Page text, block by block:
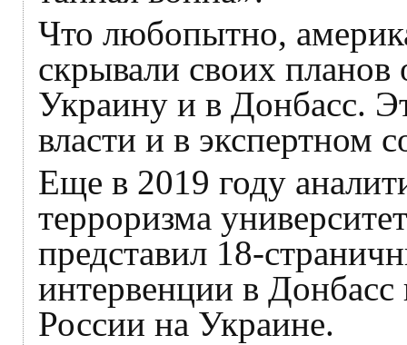
Что любопытно,
скрывали своих планов
Украину и в Донбасс.
власти и в экспертном
Еще в 2019 году
терроризма
представил 18-
интервенции в
России на Украине.